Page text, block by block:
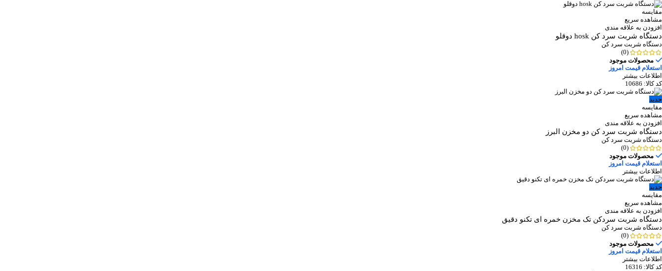
مقایسه
مشاهده سریع
افزودن به علاقه مندی
دستگاه شربت سرد کن hosk دوقلو
دستگاه شربت سرد کن
(0)
محصولات موجود
استعلام قیمت امروز
اطلاعات بیشتر
کد کالا: 10686
جدید
مقایسه
مشاهده سریع
افزودن به علاقه مندی
دستگاه شربت سرد کن دو مخزن البرز
دستگاه شربت سرد کن
(0)
محصولات موجود
استعلام قیمت امروز
اطلاعات بیشتر
جدید
مقایسه
مشاهده سریع
افزودن به علاقه مندی
دستگاه شربت سردکن تک مخزن خمره ای تکنو دقیق
دستگاه شربت سرد کن
(0)
محصولات موجود
استعلام قیمت امروز
اطلاعات بیشتر
کد کالا: 16316